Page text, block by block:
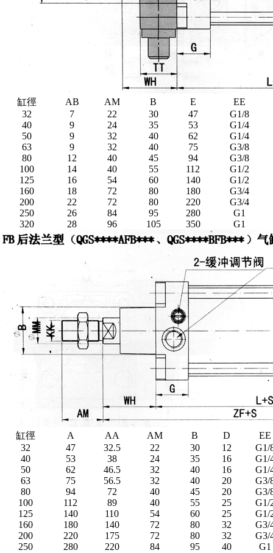
缸徑 AB AM B E
EE
32
7 22 30 47
G1/8
40
9 24 35 53
G1/4
50
9 32 40 62
G1/4
63
9 32 40 75
G3/8
80
12 40 45 94
G3/8
100
14 40 55 112
G1/2
125
16 54 60 140
G1/2
160
18 72 80 180
G3/4
200
22 72 80 220
G3/4
250
26 84 95 280
G1
320
28 96 105 350 G1
缸徑 A AA AM B D
EE
32
47 32.5 22 30 12
G1/
40
53 38 24 35 16
G1/
50
62 46.5 32 40 16
G1/
63
75 56.5 32 40 20
G3/
80
94 72 40 45 20
G3/
100
112 89 40 55 25
G1/
125
140 110 54 60 25
G1/
160
180 140 72 80 32
G3/
200
220 175 72 80 32
G3/
250
280 220 84 95 40
G1